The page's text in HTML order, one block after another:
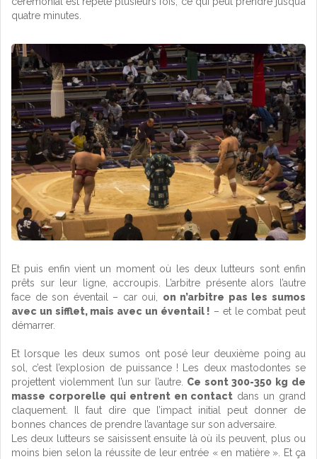
quatre minutes.
Et puis enfin vient un moment où les deux lutteurs sont enfin
prêts sur leur ligne, accroupis. L’arbitre présente alors l’autre
face de son éventail – car oui, on n’arbitre pas les sumos
avec un sifflet, mais avec un éventail ! – et le combat peut
démarrer.
Et lorsque les deux sumos ont posé leur deuxième poing au
sol, c’est l’explosion de puissance ! Les deux mastodontes se
projettent violemment l’un sur l’autre. Ce sont 300-350 kg de
masse corporelle qui entrent en contact dans un grand
claquement. Il faut dire que l’impact initial peut donner de
bonnes chances de prendre l’avantage sur son adversaire.
Les deux lutteurs se saisissent ensuite là où ils peuvent, plus ou
moins bien selon la réussite de leur entrée « en matière ». Et ça